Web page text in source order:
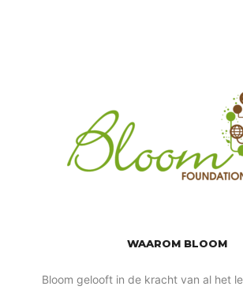
WAAROM BLOOM
Bloom gelooft in de kracht van al het